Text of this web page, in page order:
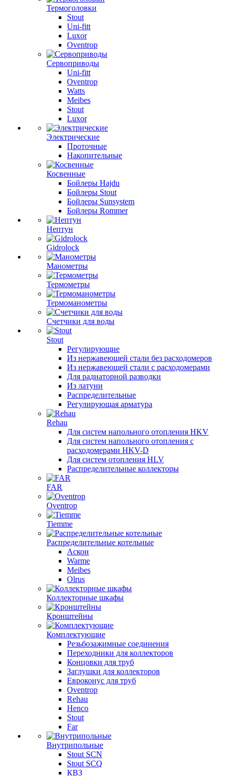
Термоголовки
Stout
Uni-fitt
Luxor
Oventrop
Сервоприводы
Uni-fitt
Oventrop
Watts
Meibes
Stout
Luxor
Электрические
Проточные
Накопительные
Косвенные
Бойлеры Hajdu
Бойлеры Stout
Бойлеры Sunsystem
Бойлеры Rommer
Нептун
Gidrolock
Манометры
Термометры
Термоманометры
Счетчики для воды
Stout
Регулирующие
Из нержавеющей стали без расходомеров
Из нержавеющей стали с расходомерами
Для радиаторной разводки
Из латуни
Распределительные
Регулирующая арматура
Rehau
Для систем напольного отопления HKV
Для систем напольного отопления с
расходомерами HKV-D
Для систем отопления HLV
Распределительные коллекторы
FAR
Oventrop
Tiemme
Распределительные котельные
Аскон
Warme
Meibes
Olrus
Коллекторные шкафы
Кронштейны
Комплектующие
Резьбозажимные соединения
Переходники для коллекторов
Концовки для труб
Заглушки для коллекторов
Евроконус для труб
Oventrop
Rehau
Henco
Stout
Far
Внутрипольные
Stout SCN
Stout SCQ
КВЗ